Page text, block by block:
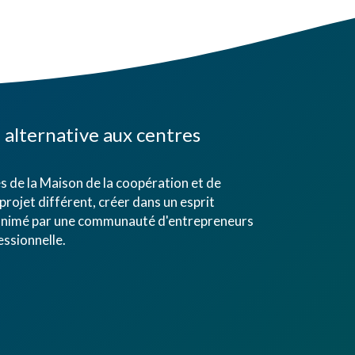
alternative aux centres
de la Maison de la coopération et de
différent, créer dans un esprit
par une communauté d'entrepreneurs